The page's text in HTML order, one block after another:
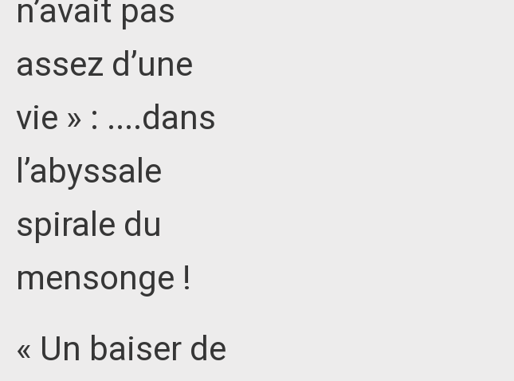
n’avait pas
assez d’une
vie » : ....dans
l’abyssale
spirale du
mensonge !
« Un baiser de